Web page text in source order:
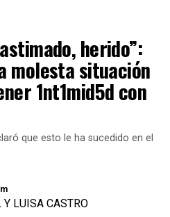
decidió aclarar algunas
palabras y responder a los
muchos la tildaron
y ella reaccionó al
ve. Me da risa
mucha
la están
están
papel que no
montando
nube y todo
le diga?”,
me parece,
herido”:
molesta situación
1nt1mid5d con
que esto le ha sucedido en el